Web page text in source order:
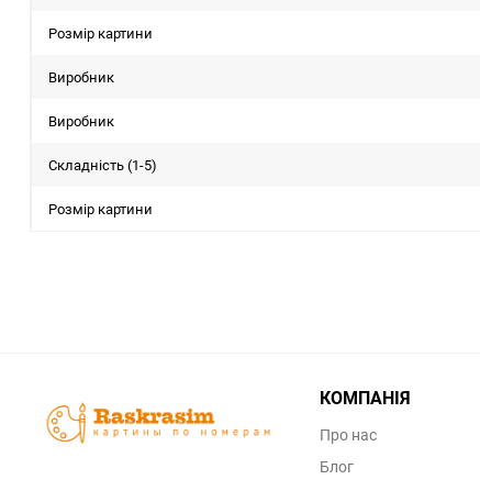
Розмір картини
Виробник
Виробник
Складність (1-5)
Розмір картини
КОМПАНІЯ
Про нас
Блог